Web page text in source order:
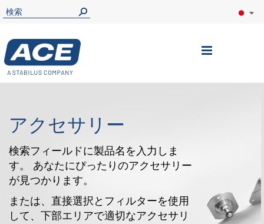
ナ
アクセサリー
検索フィールドに製品名を入力しま
す。 あなたにぴったりのアクセサリー
が見つかります。
または、直接選択とフィルターを使用
して、下部エリアで適切なアクセサリ